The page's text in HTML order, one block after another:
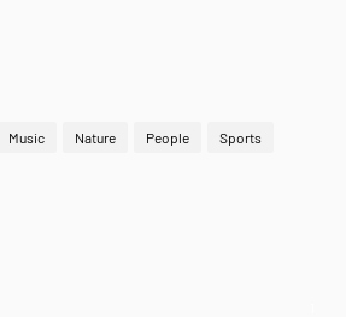
Music Nature People Sports